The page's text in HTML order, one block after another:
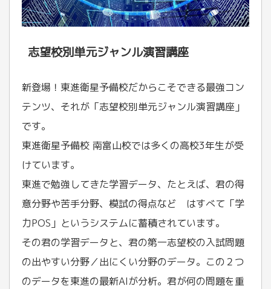
志望校別単元ジャンル演習講座
新登場！東進衛星予備校だからこそできる最強コン
テンツ、それが「志望校別単元ジャンル演習講座」
です。
東進衛星予備校 南富山校では多くの高校3年生が受
けています。
東進で勉強してきた学習データ、たとえば、君の得
意分野や苦手分野、模試の得点など はすべて「学
力POS」というシステムに蓄積されています。
その君の学習データと、君の第一志望校の入試問題
の出やすい分野／出にくい分野のデータ。この２つ
のデータを東進の最新AIが分析。君が何の問題を重